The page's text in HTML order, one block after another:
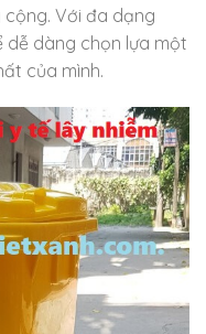
Với đa dạng
dễ dàng chọn lựa một
của mình.